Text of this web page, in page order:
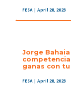
FESA | April 28, 2023
Jorge Bahaia
ganas con
FESA | April 28, 2023